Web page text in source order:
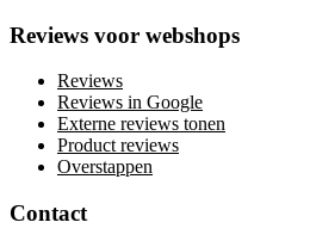
Reviews voor webshops
Reviews
Reviews in Google
Externe reviews tonen
Product reviews
Overstappen
Contact